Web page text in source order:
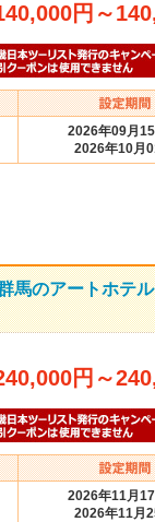
円 ～
2026年09月
2026年10月
馬のアートホテ
円 ～
2026年11月
2026年11月